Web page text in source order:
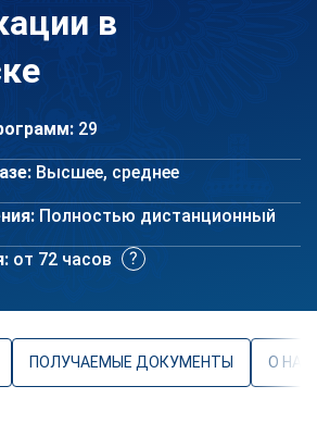
в
29
Высшее, среднее
Полностью дистанционный
от 72 часов
ПОЛУЧАЕМЫЕ ДОКУМЕНТЫ О